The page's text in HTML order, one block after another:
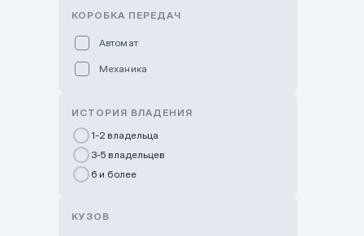
GWM Nurly Zhol
Chery Astana
КОРОБКА ПЕРЕДАЧ
Автомат
Механика
ИСТОРИЯ ВЛАДЕНИЯ
1-2 владельца
3-5 владельцев
6 и более
КУЗОВ